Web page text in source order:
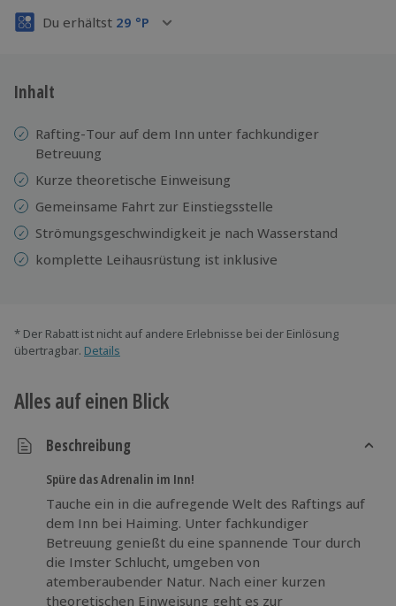
Du erhältst 29 °P
Inhalt
Rafting-Tour auf dem Inn unter fachkundiger
Betreuung
Kurze theoretische Einweisung
Gemeinsame Fahrt zur Einstiegsstelle
Strömungsgeschwindigkeit je nach Wasserstand
komplette Leihausrüstung ist inklusive
* Der Rabatt ist nicht auf andere Erlebnisse bei der Einlösung
übertragbar. Details
Alles auf einen Blick
Beschreibung
Spüre das Adrenalin im Inn!
Tauche ein in die aufregende Welt des Raftings auf
dem Inn bei Haiming. Unter fachkundiger
Betreuung genießt du eine spannende Tour durch
die Imster Schlucht, umgeben von
atemberaubender Natur. Nach einer kurzen
theoretischen Einweisung geht es zur